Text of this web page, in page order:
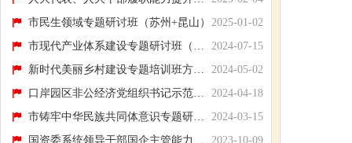
2025-01-02
市民生领域专题研讨班（苏州+昆山）
2024-07-15
市现代产业体系建设专题研讨班（昆山+苏州）
2024-05-02
新时代美丽乡村建设专题培训班方案（杭州+绍...
2024-04-18
口岸园区非公经济党组织书记示范培训班（防...
2024-03-15
市铸牢中华民族共同体意识专题研讨班（昆明...
2023-10-09
国资委系统领导干部国企主管能力提升班学习...